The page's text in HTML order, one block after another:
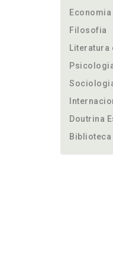
Economia
Filosofia
Literatura
Doutrina
Biblioteca